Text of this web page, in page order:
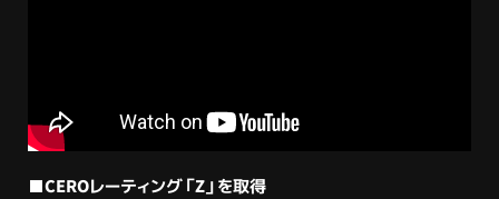
■CEROレーティング「Z」を取得